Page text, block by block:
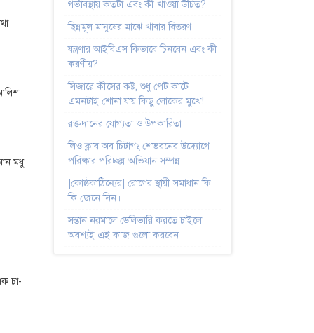
মধু
চা-
গর্ভাবস্থায় কতটা এবং কী খাওয়া উচিত?
ছিন্নমূল মানুষের মাঝে খাবার বিতরণ
যন্ত্রণার আইবিএস কিভাবে চিনবেন এবং কী
করণীয়?
সিজারে কীসের কষ্ট, শুধু পেট কাটে
এমনটাই শোনা যায় কিছু লোকের মুখে!
রক্তদানের যোগ্যতা ও উপকারিতা
লিও ক্লাব অব চিটাগং শেভরনের উদ্যোগে
পরিষ্কার পরিচ্ছন্ন অভিযান সম্পন্ন
|কোষ্ঠকাঠিন্যের| রোগের স্থায়ী সমাধান কি
কি জেনে নিন।
সন্তান নরমালে ডেলিভারি করতে চাইলে
অবশ্যই এই কাজ গুলো করবেন।